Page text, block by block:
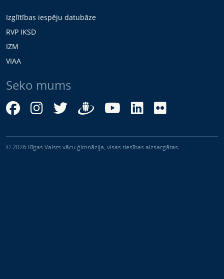
Izglītības iespēju datubāze
RVP IKSD
IZM
VIAA
Seko mums
© 2026 Rīgas Valsts vācu ģimnāzija, visas tiesības aizsargātas.